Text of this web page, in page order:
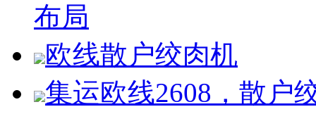
布局
欧线散户绞肉机
集运欧线2608，散户